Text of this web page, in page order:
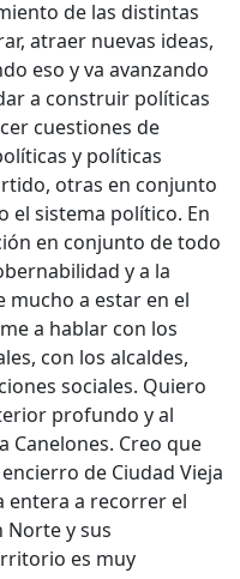
de las distintas
atraer nuevas ideas,
eso y va avanzando
a construir políticas
cuestiones de
y políticas
otras en conjunto
el sistema político. En
en conjunto de todo
y a la
mucho a estar en el
a hablar con los
con los alcaldes,
sociales. Quiero
profundo y al
Canelones. Creo que
de Ciudad Vieja
entera a recorrer el
Norte y sus
es muy